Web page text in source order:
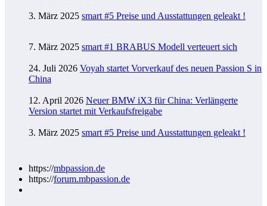
3. März 2025 smart #5 Preise und Ausstattungen geleakt !
7. März 2025 smart #1 BRABUS Modell verteuert sich
24. Juli 2026 Voyah startet Vorverkauf des neuen Passion S in
China
12. April 2026 Neuer BMW iX3 für China: Verlängerte
Version startet mit Verkaufsfreigabe
3. März 2025 smart #5 Preise und Ausstattungen geleakt !
https://mbpassion.de
https://forum.mbpassion.de